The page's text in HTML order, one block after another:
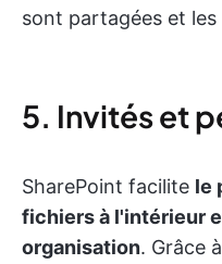
sont partagées et les
5. Invités et
SharePoint facilite le
fichiers à l'intérieur
organisation. Grâce